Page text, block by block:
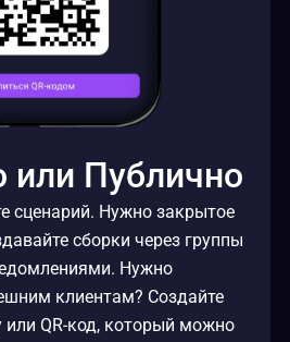
или Публично
сценарий. Нужно закрытое
сборки через группы
Нужно
клиентам? Создайте
QR-код, который можно